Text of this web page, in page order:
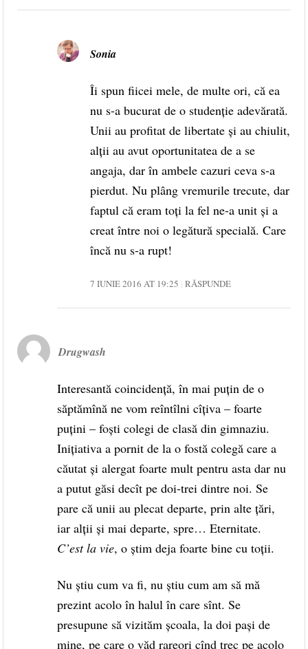
Sonia
Îi spun fiicei mele, de multe ori, că ea
nu s-a bucurat de o studenție adevărată.
Unii au profitat de libertate și au chiulit,
alții au avut oportunitatea de a se
angaja, dar în ambele cazuri ceva s-a
pierdut. Nu plâng vremurile trecute, dar
faptul că eram toți la fel ne-a unit și a
creat între noi o legătură specială. Care
încă nu s-a rupt!
7 IUNIE 2016 AT 19:25 RĂSPUNDE
Drugwash
Interesantă coincidenţă, în mai puţin de o
săptămînă ne vom reîntîlni cîţiva – foarte
puţini – foşti colegi de clasă din gimnaziu.
Iniţiativa a pornit de la o fostă colegă care a
căutat şi alergat foarte mult pentru asta dar nu
a putut găsi decît pe doi-trei dintre noi. Se
pare că unii au plecat departe, prin alte ţări,
iar alţii şi mai departe, spre… Eternitate.
C’est la vie, o ştim deja foarte bine cu toţii.
Nu ştiu cum va fi, nu ştiu cum am să mă
prezint acolo în halul în care sînt. Se
presupune să vizităm şcoala, la doi paşi de
mine, pe care o văd rareori cînd trec pe acolo